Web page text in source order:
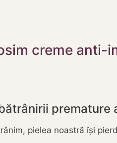
creme anti-
premature
pielea noastră își